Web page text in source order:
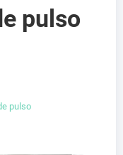
pulso
pulso